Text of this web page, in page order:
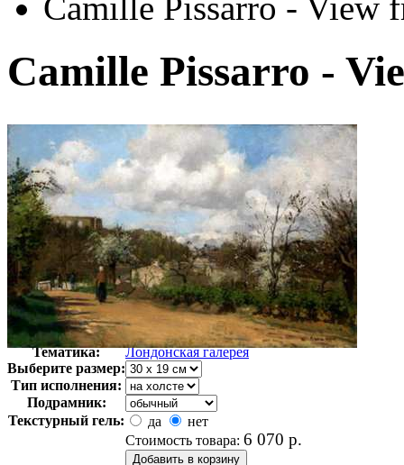
Camille Pissarro -
Автор:
Писсарро Камиль
Арт-стиль
Английская живопись
Тематика:
Лондонская галерея
Выберите размер:
Тип исполнения:
Подрамник:
Текстурный гель:
да
нет
Стоимость товара: 6 070 р.